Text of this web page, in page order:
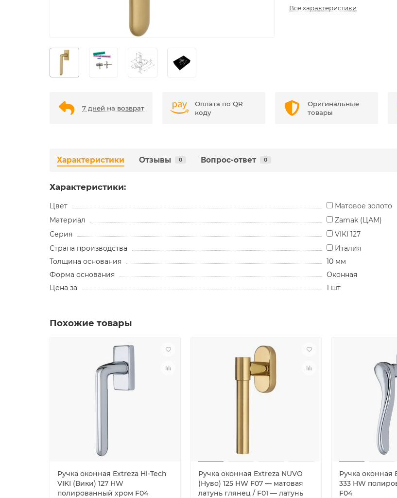
Все характеристики
7 дней на возврат
Оплата по QR
коду
Оригинальные
товары
Характеристики Отзывы 0 Вопрос-ответ 0
Характеристики:
Цвет
Матовое золото
Материал
Zamak (ЦАМ)
Серия
VIKI 127
Страна производства
Италия
Толщина основания
10 мм
Форма основания
Оконная
Цена за
1 шт
Похожие товары
Ручка оконная Extreza Hi-Tech
VIKI (Вики) 127 HW
полированный хром F04
Ручка оконная Extreza NUVO
(Нуво) 125 HW F07 — матовая
латунь глянец / F01 — латунь
Ручка оконная
333 HW
F04